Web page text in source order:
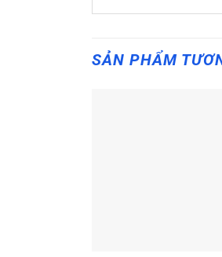
SẢN PHẨM